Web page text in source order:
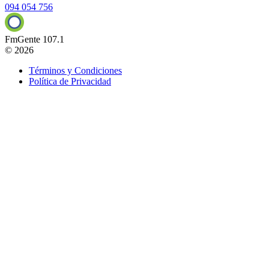
094 054 756
FmGente 107.1
© 2026
Términos y Condiciones
Política de Privacidad